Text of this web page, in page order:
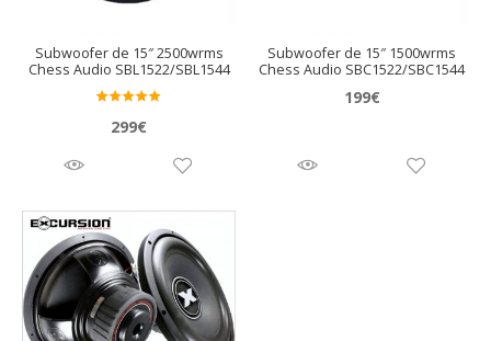
Subwoofer de 15″ 2500wrms
Chess Audio SBL1522/SBL1544
do en
299€
Subwoofer de 15″ 1500wrms
Chess Audio SBC1522/SBC1544
199€